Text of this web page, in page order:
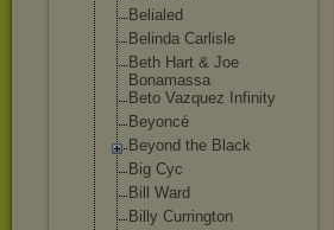
Belialed
Belinda Carlisle
Beth Hart & Joe
Bonamassa
Beto Vazquez Infinity
Beyoncé
Beyond the Black
Big Cyc
Bill Ward
Billy Currington